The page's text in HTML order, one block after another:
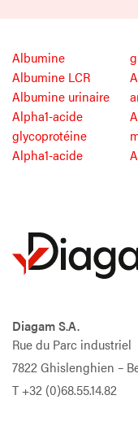
Albumine
Albumine LCR
Albumine urinaire
Alpha1-acide
glycoprotéine
Alpha1-acide
Diagam S.A.
Rue du Parc industriel
7822 Ghislenghien –
T+32 (0)68.55.14.82